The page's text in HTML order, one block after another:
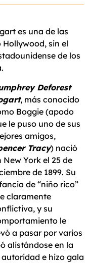
es una de las
sin el
de los
Deforest
, más conocido
Boggie (apodo
le puso uno de sus
amigos,
Tracy) nació
New York el 25 de
de 1899. Su
de “niño rico”
claramente
y su
le
a pasar por varios
alistándose en la
e hizo gala